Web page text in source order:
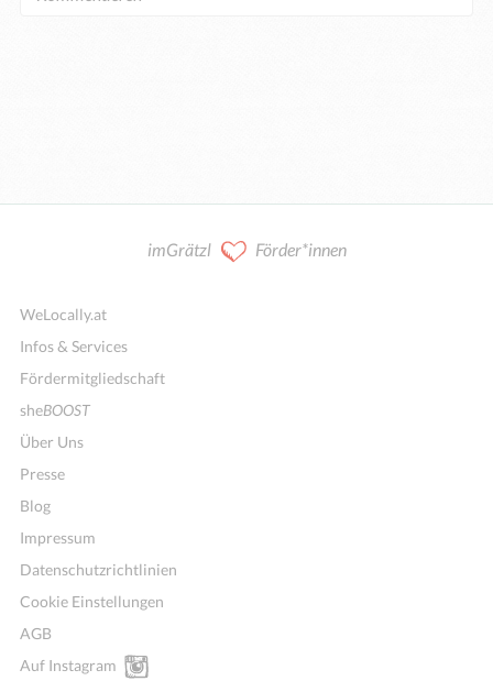
imGrätzl Förder*innen
WeLocally.at
Infos & Services
Fördermitgliedschaft
sheBOOST
Über Uns
Presse
Blog
Impressum
Datenschutzrichtlinien
Cookie Einstellungen
AGB
Auf Instagram